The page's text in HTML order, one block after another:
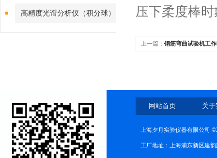
压下柔度棒
上一篇： 钢筋弯曲试验机工
高精度光谱分析仪（积分球）
综合测试系统
网站首页 关
上海夕月实验仪器有限公司
工厂地址：上海浦东新区建韵